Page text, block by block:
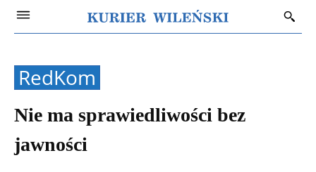
RedKom
Nie ma sprawiedliwości bez
jawności